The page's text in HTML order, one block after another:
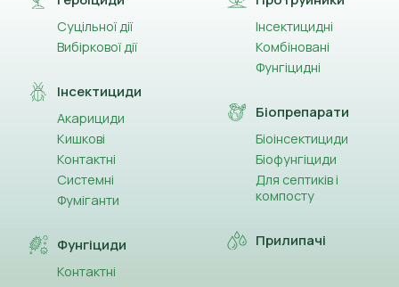
Суцільної дії
Вибіркової дії
Інсектициди
Акарициди
Кишкові
Контактні
Системні
Фуміганти
Фунгіциди
Контактні
Інсектицидні
Комбіновані
Фунгіцидні
Біопрепарати
Біоінсектициди
Біофунгіциди
Для септиків і
компосту
Прилипачі